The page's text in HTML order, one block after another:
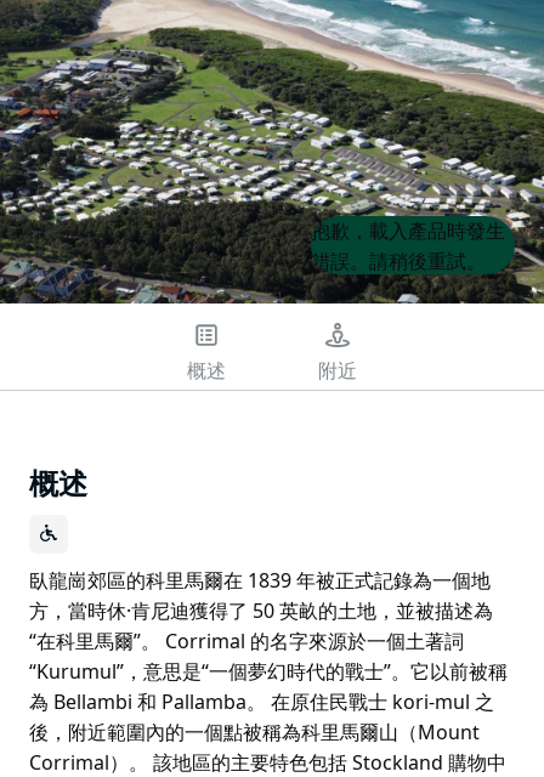
Product
List
Product
List
抱歉，載入產品時發生
錯誤。請稍後重試。
概述 附近
概述
臥龍崗郊區的科里馬爾在 1839 年被正式記錄為一個地
方，當時休·肯尼迪獲得了 50 英畝的土地，並被描述為
“在科里馬爾”。 Corrimal 的名字來源於一個土著詞
“Kurumul”，意思是“一個夢幻時代的戰士”。它以前被稱
為 Bellambi 和 Pallamba。 在原住民戰士 kori-mul 之
後，附近範圍內的一個點被稱為科里馬爾山（Mount
Corrimal）。 該地區的主要特色包括 Stockland 購物中